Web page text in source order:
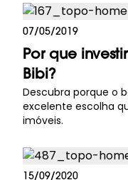
07/05/2019
Por que
Bibi?
Descubra porque o
excelente escolha
imóveis.
15/09/2020